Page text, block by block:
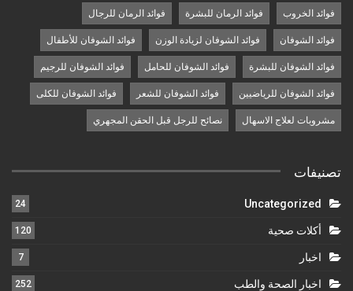
فوائد الخروب فوائد الرمان للبشرة فوائد الرمان للرجال
فوائد الشوفان فوائد الشوفان لزيادة الوزن فوائد الشوفان للأطفال
فوائد الشوفان للبشرة فوائد الشوفان للحامل فوائد الشوفان للرجيم
فوائد الشوفان للرياضيين فوائد الشوفان للشعر فوائد الشوفان للكلى
مشروبات لعلاج الاسهال نصائح للرجل قبل الحقن المجهري
تصنيفات
Uncategorized
24
أكلات صحية 120
اخبار 7
اخبار الصحة والطب 252